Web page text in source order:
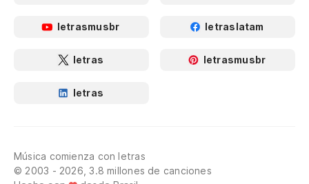
letrasmusbr letraslatam
letras letrasmusbr
letras
Música comienza con letras
© 2003 - 2026, 3.8 millones de canciones